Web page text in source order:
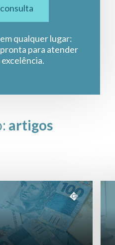
qualquer lugar:
para atender
artigos